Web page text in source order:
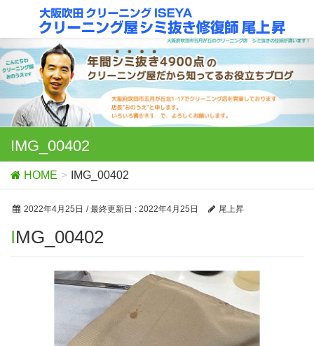
IMG_00402
HOME IMG_00402
2022年4月25日 / 最終更新日 : 2022年4月25日 尾上昇
IMG_00402